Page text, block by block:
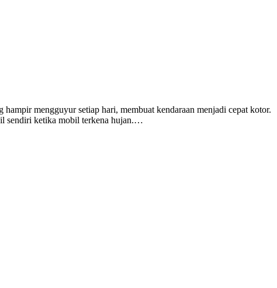
mengguyur setiap hari, membuat kendaraan menjadi cepat kotor.
sendiri ketika mobil terkena hujan.…